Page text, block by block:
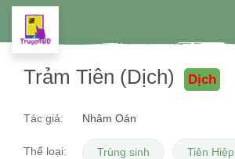
Trảm Tiên (Dịch) Dịch
Tác giả: Nhâm Oán
Thể loại: Trùng sinh Tiên Hiệp